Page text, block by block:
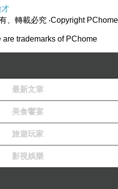
才
、轉載必究 ‧Copyright PChome
trademarks of PChome
最新文章
美食饗宴
旅遊玩家
影視娛樂